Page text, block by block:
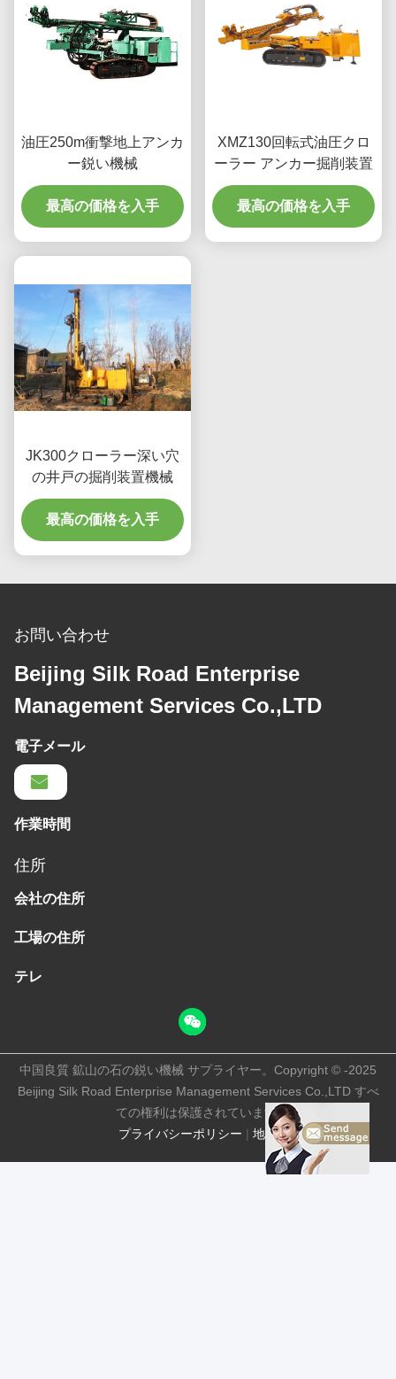
油圧250m衝撃地上アンカ
ー鋭い機械
最高の価格を入手
XMZ130回転式油圧クロ
ーラー アンカー掘削装置
最高の価格を入手
JK300クローラー深い穴
の井戸の掘削装置機械
最高の価格を入手
お問い合わせ
Beijing Silk Road Enterprise
Management Services Co.,LTD
電子メール
作業時間
住所
会社の住所
工場の住所
テレ
プライバシーポリシー | 地図
中国良質 鉱山の石の鋭い機械 サプライヤー。Copyright © -2025
Beijing Silk Road Enterprise Management Services Co.,LTD すべ
ての権利は保護されています.